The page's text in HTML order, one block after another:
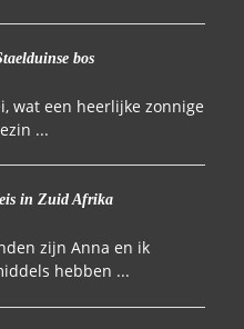
bos
wat een heerlijke zonnige
...
in Zuid Afrika
zijn Anna en ik
hebben ...